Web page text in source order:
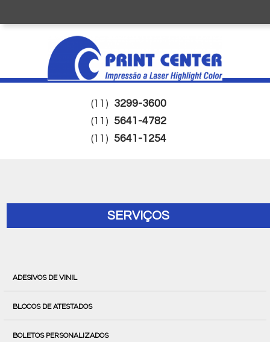
(11) 3299-3600
(11) 5641-4782
(11) 5641-1254
SERVIÇOS
ADESIVOS DE VINIL
BLOCOS DE ATESTADOS
BOLETOS PERSONALIZADOS